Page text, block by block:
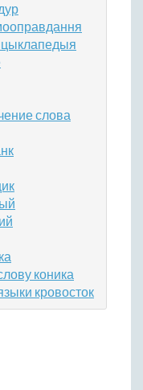
слова
коника
кровосток